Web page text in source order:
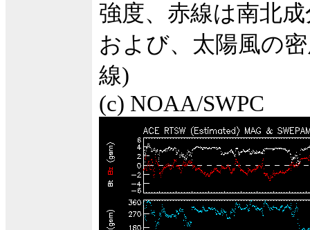
強度、赤線は南北
および、太陽風の
線)
(c) NOAA/SWPC